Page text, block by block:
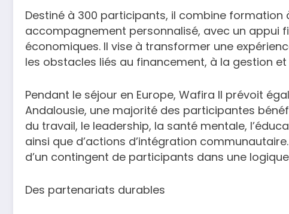
Destiné à 300 participants, il combine formation
accompagnement personnalisé, avec un appui
économiques. Il vise à transformer une
les obstacles liés au financement, à la gestion et
Pendant le séjour en Europe, Wafira II prévoit
Andalousie, une majorité des participantes
du travail, le leadership, la santé mentale,
ainsi que d’actions d’intégration
d’un contingent de participants dans une
Des partenariats durables